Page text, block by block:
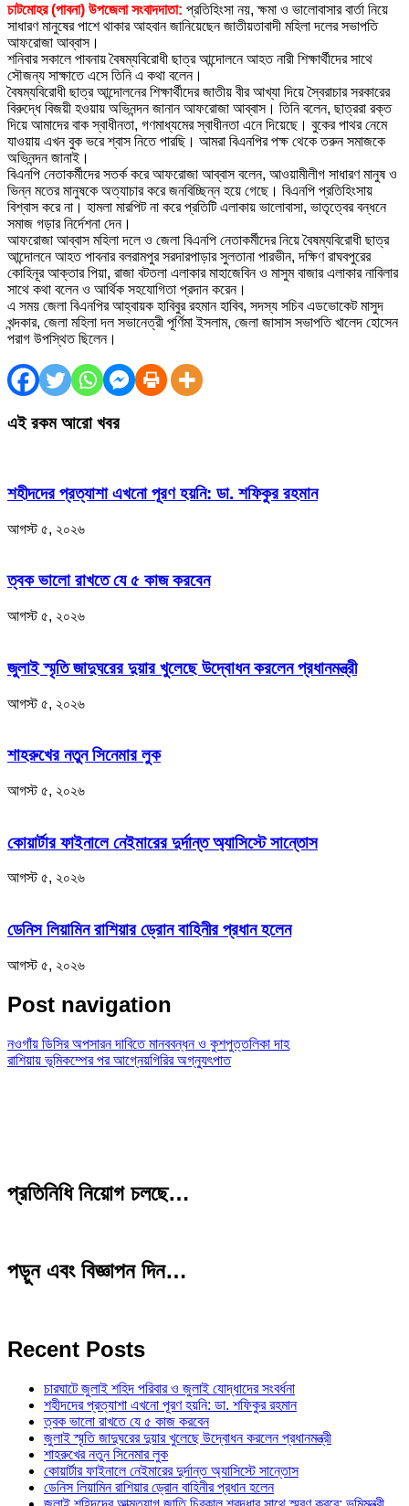
চাটমোহর (পাবনা) উপজেলা সংবাদদাতা: প্রতিহিংসা নয়, ক্ষমা ও ভালোবাসার বার্তা নিয়ে
সাধারণ মানুষের পাশে থাকার আহবান জানিয়েছেন জাতীয়তাবাদী মহিলা দলের সভাপতি
আফরোজা আব্বাস।
শনিবার সকালে পাবনায় বৈষম্যবিরোধী ছাত্র আন্দোলনে আহত নারী শিক্ষার্থীদের সাথে
সৌজন্য সাক্ষাতে এসে তিনি এ কথা বলেন।
বৈষম্যবিরোধী ছাত্র আন্দোলনের শিক্ষার্থীদের জাতীয় বীর আখ্যা দিয়ে স্বৈরাচার সরকারের
বিরুদ্ধে বিজয়ী হওয়ায় অভিনন্দন জানান আফরোজা আব্বাস। তিনি বলেন, ছাত্ররা রক্ত
দিয়ে আমাদের বাক স্বাধীনতা, গণমাধ্যমের স্বাধীনতা এনে দিয়েছে। বুকের পাথর নেমে
যাওয়ায় এখন বুক ভরে শ্বাস নিতে পারছি। আমরা বিএনপির পক্ষ থেকে তরুন সমাজকে
অভিনন্দন জানাই।
বিএনপি নেতাকর্মীদের সতর্ক করে আফরোজা আব্বাস বলেন, আওয়ামীলীগ সাধারণ মানুষ ও
ভিন্ন মতের মানুষকে অত্যাচার করে জনবিচ্ছিন্ন হয়ে গেছে। বিএনপি প্রতিহিংসায়
বিশ্বাস করে না। হামলা মারপিট না করে প্রতিটি এলাকায় ভালোবাসা, ভাতৃত্বের বন্ধনে
সমাজ গড়ার নির্দেশনা দেন।
আফরোজা আব্বাস মহিলা দলে ও জেলা বিএনপি নেতাকর্মীদের নিয়ে বৈষম্যবিরোধী ছাত্র
আন্দোলনে আহত পাবনার বলরামপুর সরদারপাড়ার সুলতানা পারভীন, দক্ষিণ রাঘবপুরের
কোহিনূর আক্তার পিয়া, রাজা বটতলা এলাকার মাহাজেবিন ও মাসুম বাজার এলাকার নাবিলার
সাথে কথা বলেন ও আর্থিক সহযোগিতা প্রদান করেন।
এ সময় জেলা বিএনপির আহ্বায়ক হাবিবুর রহমান হাবিব, সদস্য সচিব এডভোকেট মাসুদ
খন্দকার, জেলা মহিলা দল সভানেত্রী পূর্ণিমা ইসলাম, জেলা জাসাস সভাপতি খালেদ হোসেন
পরাগ উপস্থিত ছিলেন।
এই রকম আরো খবর
শহীদদের প্রত্যাশা এখনো পূরণ হয়নি: ডা. শফিকুর রহমান
আগস্ট ৫, ২০২৬
ত্বক ভালো রাখতে যে ৫ কাজ করবেন
আগস্ট ৫, ২০২৬
জুলাই স্মৃতি জাদুঘরের দুয়ার খুলেছে উদ্বোধন করলেন প্রধানমন্ত্রী
আগস্ট ৫, ২০২৬
শাহরুখের নতুন সিনেমার লুক
আগস্ট ৫, ২০২৬
কোয়ার্টার ফাইনালে নেইমারের দুর্দান্ত অ্যাসিস্টে সান্তোস
আগস্ট ৫, ২০২৬
ডেনিস লিয়ামিন রাশিয়ার ড্রোন বাহিনীর প্রধান হলেন
আগস্ট ৫, ২০২৬
Post navigation
নওগাঁয় ডিসির অপসারন দাবিতে মানববন্ধন ও কুশপুত্তলিকা দাহ
রাশিয়ায় ভূমিকম্পের পর আগ্নেয়গিরির অগ্ন্যুৎপাত
প্রতিনিধি নিয়োগ চলছে…
পড়ুন এবং বিজ্ঞাপন দিন…
Recent Posts
চারঘাটে জুলাই শহিদ পরিবার ও জুলাই যোদ্ধাদের সংবর্ধনা
শহীদদের প্রত্যাশা এখনো পূরণ হয়নি: ডা. শফিকুর রহমান
ত্বক ভালো রাখতে যে ৫ কাজ করবেন
জুলাই স্মৃতি জাদুঘরের দুয়ার খুলেছে উদ্বোধন করলেন প্রধানমন্ত্রী
শাহরুখের নতুন সিনেমার লুক
কোয়ার্টার ফাইনালে নেইমারের দুর্দান্ত অ্যাসিস্টে সান্তোস
ডেনিস লিয়ামিন রাশিয়ার ড্রোন বাহিনীর প্রধান হলেন